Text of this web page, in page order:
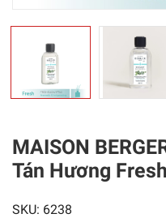
MAISON
Tán Hương
SKU: 6238